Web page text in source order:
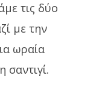
τις δύο
με την
ωραία
σαντιγί.